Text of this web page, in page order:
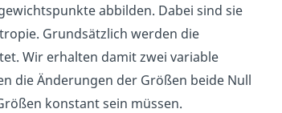
abbilden. Dabei sind sie
Grundsätzlich werden die
Wir erhalten damit zwei variable
die Änderungen der Größen beide Null
konstant sein müssen.